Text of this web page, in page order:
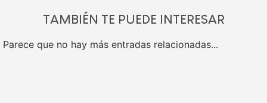
TAMBIÉN TE PUEDE INTERESAR
Parece que no hay más entradas relacionadas...